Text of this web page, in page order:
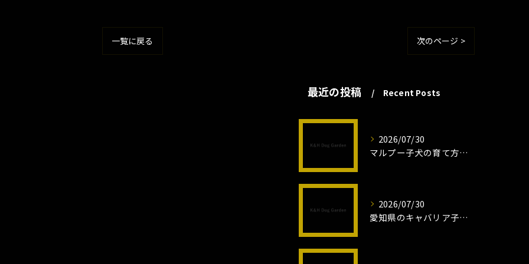
一覧に戻る 次のページ >
最近の投稿 Recent Posts
2026/07/30
マルプー子犬の育て方と魅力解説
2026/07/30
愛知県のキャバリア子犬の魅力秘話